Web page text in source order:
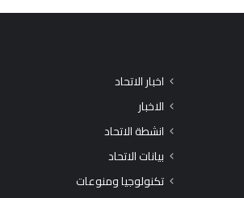
اخبار الاتحاد
الاخبار
انشطة الاتحاد
بيانات الاتحاد
تكنولوجيا ومنوعات